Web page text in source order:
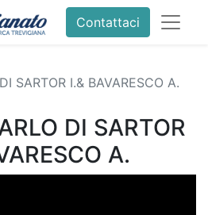
Contattaci
SARTOR I.& BAVARESCO A.
DI SARTOR
A.